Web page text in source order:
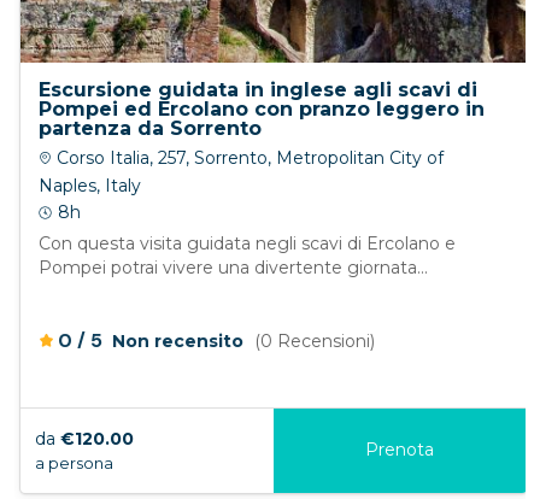
Escursione guidata in inglese agli scavi di
Pompei ed Ercolano con pranzo leggero in
partenza da Sorrento
Corso Italia, 257, Sorrento, Metropolitan City of
Naples, Italy
8h
Con questa visita guidata negli scavi di Ercolano e
Pompei potrai vivere una divertente giornata...
0 /5 Non recensito (0 Recensioni)
da €120.00
a persona
Prenota